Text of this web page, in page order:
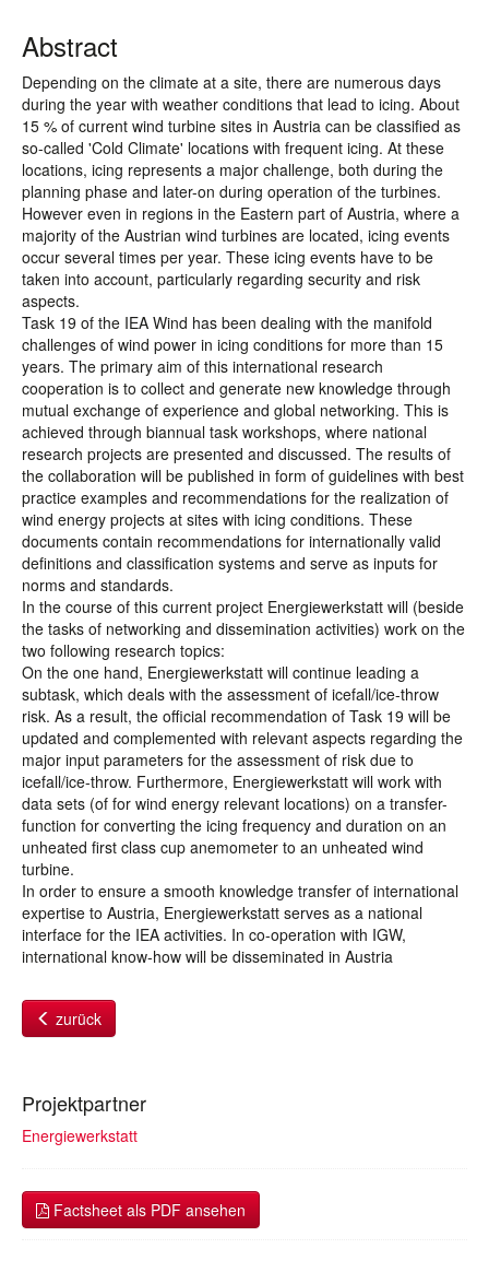
Abstract
Depending on the climate at a site, there are numerous days
during the year with weather conditions that lead to icing. About
15 % of current wind turbine sites in Austria can be classified as
so-called 'Cold Climate' locations with frequent icing. At these
locations, icing represents a major challenge, both during the
planning phase and later-on during operation of the turbines.
However even in regions in the Eastern part of Austria, where a
majority of the Austrian wind turbines are located, icing events
occur several times per year. These icing events have to be
taken into account, particularly regarding security and risk
aspects.
Task 19 of the IEA Wind has been dealing with the manifold
challenges of wind power in icing conditions for more than 15
years. The primary aim of this international research
cooperation is to collect and generate new knowledge through
mutual exchange of experience and global networking. This is
achieved through biannual task workshops, where national
research projects are presented and discussed. The results of
the collaboration will be published in form of guidelines with best
practice examples and recommendations for the realization of
wind energy projects at sites with icing conditions. These
documents contain recommendations for internationally valid
definitions and classification systems and serve as inputs for
norms and standards.
In the course of this current project Energiewerkstatt will (beside
the tasks of networking and dissemination activities) work on the
two following research topics:
On the one hand, Energiewerkstatt will continue leading a
subtask, which deals with the assessment of icefall/ice-throw
risk. As a result, the official recommendation of Task 19 will be
updated and complemented with relevant aspects regarding the
major input parameters for the assessment of risk due to
icefall/ice-throw. Furthermore, Energiewerkstatt will work with
data sets (of for wind energy relevant locations) on a transfer-
function for converting the icing frequency and duration on an
unheated first class cup anemometer to an unheated wind
turbine.
In order to ensure a smooth knowledge transfer of international
expertise to Austria, Energiewerkstatt serves as a national
interface for the IEA activities. In co-operation with IGW,
international know-how will be disseminated in Austria
zurück
Projektpartner
Energiewerkstatt
Factsheet als PDF ansehen